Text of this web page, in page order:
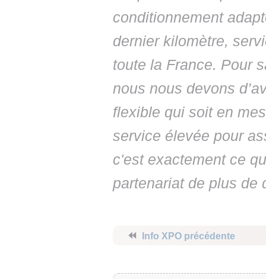
conditionnement
dernier kilomètre,
toute la France. Pour
nous nous devons
flexible qui soit en
service élevée pour
c'est exactement ce
partenariat de plus de
⏪ Info XPO précédente